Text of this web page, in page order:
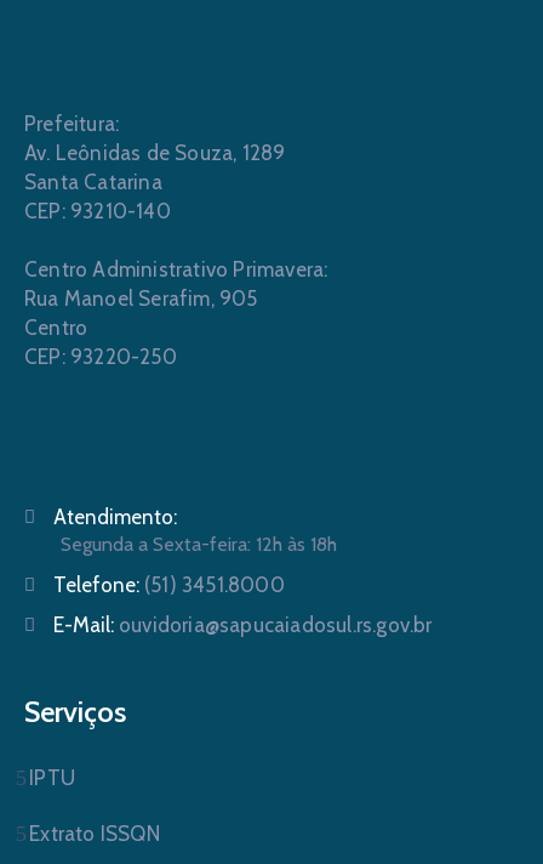
Prefeitura:
Av. Leônidas de Souza, 1289
Santa Catarina
CEP: 93210-140
Centro Administrativo Primavera:
Rua Manoel Serafim, 905
Centro
CEP: 93220-250
Atendimento:
Segunda a Sexta-feira: 12h às 18h
Telefone: (51) 3451.8000
E-Mail: ouvidoria@sapucaiadosul.rs.gov.br
Serviços
IPTU
Extrato ISSQN